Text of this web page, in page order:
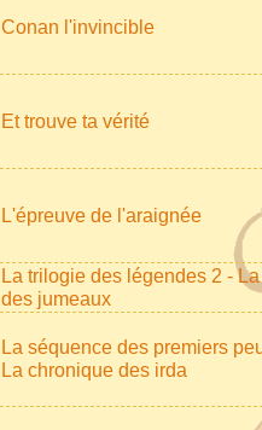
Conan l'invincible
Et trouve ta vérité
L'épreuve de l'araignée
La trilogie des légendes 2 -
des jumeaux
La séquence des premiers
La chronique des irda